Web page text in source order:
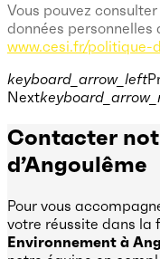
Vous pouvez
données personnelles
www.cesi.fr/
keyboard_arrow_left
Next
Contacter
d’Angoulême
Pour vous
votre réussite dans la
Environnement à